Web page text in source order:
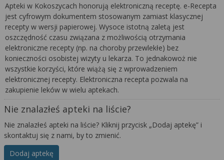
Apteki w Kokoszycach honorują elektroniczną receptę. e-Recepta
jest cyfrowym dokumentem stosowanym zamiast klasycznej
recepty w wersji papierowej. Wysoce istotną zaletą jest
oszczędność czasu związana z możliwością otrzymania
elektroniczne recepty (np. na choroby przewlekłe) bez
konieczności osobistej wizyty u lekarza. To jednakowoż nie
wszystkie korzyści, które wiążą się z wprowadzeniem
elektronicznej recepty. Elektroniczna recepta pozwala na
zakupienie leków w wielu aptekach.
Nie znalazłeś apteki na liście?
Nie znalazłeś apteki na liście? Kliknij przycisk „Dodaj aptekę” i
skontaktuj się z nami, by to zmienić.
Dodaj aptekę